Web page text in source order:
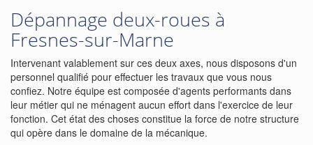
Dépannage deux-roues à
Fresnes-sur-Marne
Intervenant valablement sur ces deux axes, nous disposons d'un
personnel qualifié pour effectuer les travaux que vous nous
confiez. Notre équipe est composée d'agents performants dans
leur métier qui ne ménagent aucun effort dans l'exercice de leur
fonction. Cet état des choses constitue la force de notre structure
qui opère dans le domaine de la mécanique.